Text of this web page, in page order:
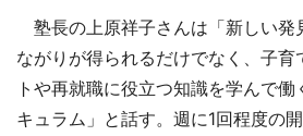
塾長の上原祥子さんは「新しい発
ながりが得られるだけでなく、子育
トや再就職に役立つ知識を学んで働
キュラム」と話す。週に1回程度の